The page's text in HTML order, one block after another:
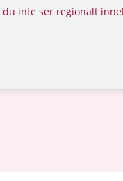
inte ser regionalt